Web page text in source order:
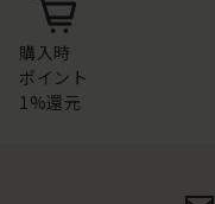
購入時
ポイント
1%還元